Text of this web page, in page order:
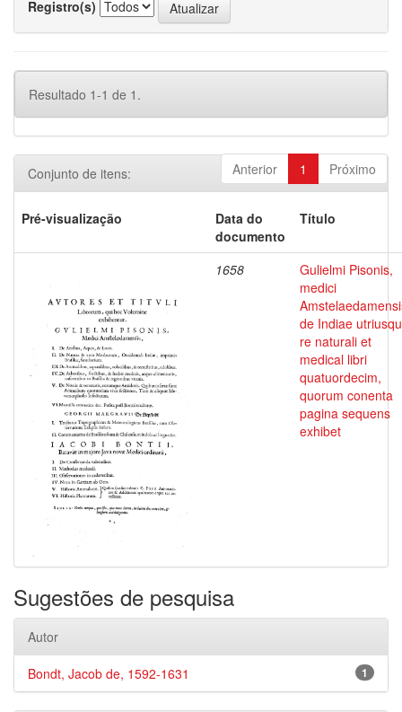
Registro(s)
Resultado 1-1 de 1.
Anterior 1 Próximo
Conjunto de itens:
Pré-visualização
Data do
documento
Título
1658
Gulielmi Pisonis,
medici
de Indiae
re naturali et
medical libri
quatuordecim,
quorum conenta
pagina sequens
exhibet
Sugestões de pesquisa
Autor
1
Bondt, Jacob de, 1592-1631